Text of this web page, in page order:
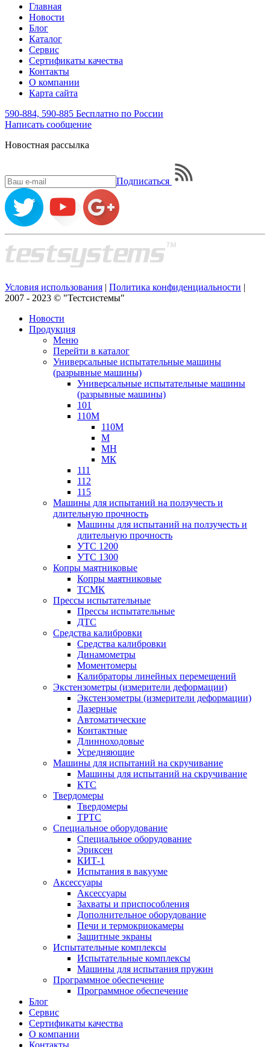
Главная
Новости
Блог
Каталог
Сервис
Сертификаты качества
Контакты
О компании
Карта сайта
590-884, 590-885 Бесплатно по России
Написать сообщение
Новостная рассылка
Подписаться
Условия использования | Политика конфиденциальности |
2007 - 2023 © "Тестсистемы"
Новости
Продукция
Меню
Перейти в каталог
Универсальные испытательные машины
(разрывные машины)
Универсальные испытательные машины
(разрывные машины)
101
110М
110М
М
МН
МК
111
112
115
Машины для испытаний на ползучесть и
длительную прочность
Машины для испытаний на ползучесть и
длительную прочность
УТС 1200
УТС 1300
Копры маятниковые
Копры маятниковые
ТСМК
Прессы испытательные
Прессы испытательные
ДТС
Средства калибровки
Средства калибровки
Динамометры
Моментомеры
Калибраторы линейных перемещений
Экстензометры (измерители деформации)
Экстензометры (измерители деформации)
Лазерные
Автоматические
Контактные
Длинноходовые
Усредняющие
Машины для испытаний на скручивание
Машины для испытаний на скручивание
КТС
Твердомеры
Твердомеры
ТРТС
Специальное оборудование
Специальное оборудование
Эриксен
КИТ-1
Испытания в вакууме
Аксессуары
Аксессуары
Захваты и приспособления
Дополнительное оборудование
Печи и термокриокамеры
Защитные экраны
Испытательные комплексы
Испытательные комплексы
Машины для испытания пружин
Программное обеспечение
Программное обеспечение
Блог
Сервис
Сертификаты качества
О компании
Контакты